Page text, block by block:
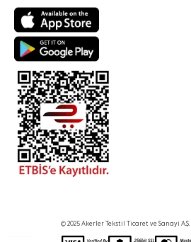
© 2025 Akerler Tekstil Ticaret ve Sanayi